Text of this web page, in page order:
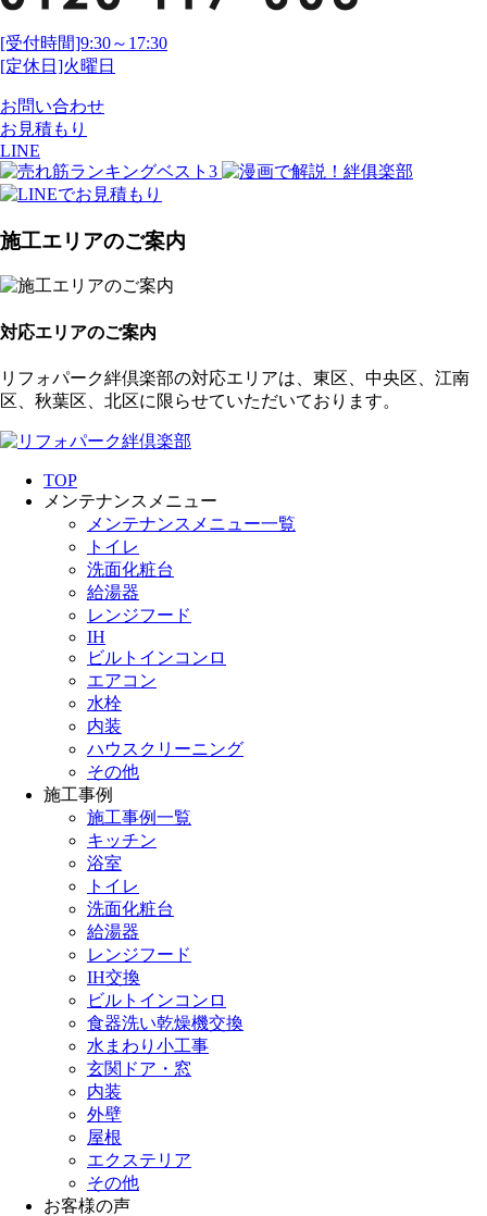
[受付時間]9:30～17:30
[定休日]火曜日
お問い合わせ
お見積もり
LINE
施工エリアのご案内
対応エリアのご案内
リフォパーク絆倶楽部の対応エリアは、東区、中央区、江南
区、秋葉区、北区に限らせていただいております。
TOP
メンテナンスメニュー
メンテナンスメニュー一覧
トイレ
洗面化粧台
給湯器
レンジフード
IH
ビルトインコンロ
エアコン
水栓
内装
ハウスクリーニング
その他
施工事例
施工事例一覧
キッチン
浴室
トイレ
洗面化粧台
給湯器
レンジフード
IH交換
ビルトインコンロ
食器洗い乾燥機交換
水まわり小工事
玄関ドア・窓
内装
外壁
屋根
エクステリア
その他
お客様の声